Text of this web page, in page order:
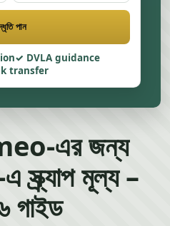
পান
DVLA guidance
transfer
এর জন্য
মূল্য –
গাইড